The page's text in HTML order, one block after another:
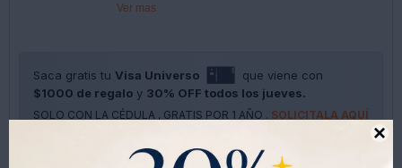

Ver mas
Saca gratis tu Visa Universo
que viene con
$1000 de regalo y 30% OFF todos los jueves.
SOLO CON LA CÉDULA , GRATIS POR 1 AÑO . SOLICITALA AQUÍ